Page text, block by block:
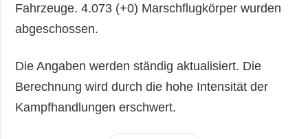
Fahrzeuge. 4.073 (+0) Marschflugkörper wurden
abgeschossen.
Die Angaben werden ständig aktualisiert. Die
Berechnung wird durch die hohe Intensität der
Kampfhandlungen erschwert.